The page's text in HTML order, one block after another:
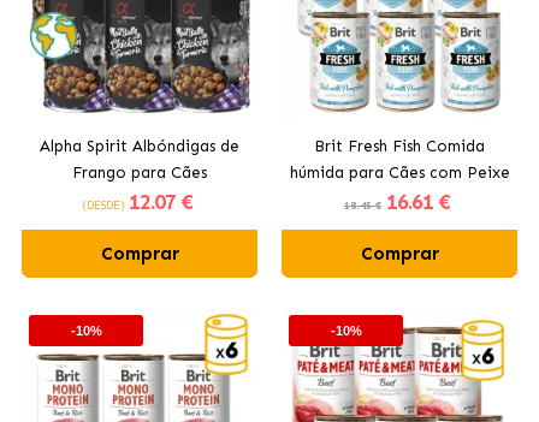
Alpha Spirit Albóndigas de
Frango para Cães
(DESDE) 12.07 €
Comprar
Brit Fresh Fish Comida
húmida para Cães com Peixe
e Abóbora
18.45 € 16.61 €
Comprar
-10% -10%